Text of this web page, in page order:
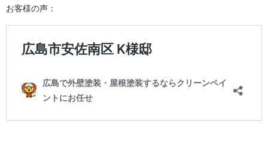
お客様の声：